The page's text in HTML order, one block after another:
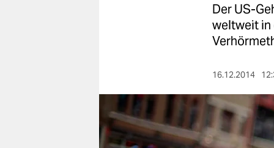
nord
wahrheit
Der US-
weltweit in
16.12.2014